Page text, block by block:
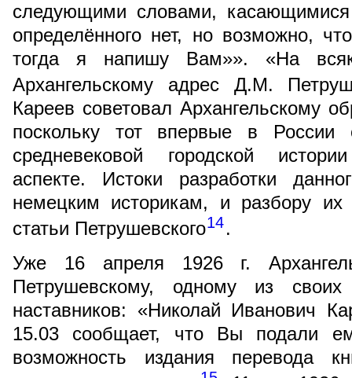
следующими словами,
определённого нет, но возможно,
тогда я напишу Вам»». «На
Архангельскому адрес Д.М.
Кареев советовал Архангельскому
поскольку тот впервые в России
средневековой городской
аспекте. Истоки разработки
немецким историкам, и разбору
статьи Петрушевского14.
Уже 16 апреля 1926 г.
Петрушевскому, одному из своих
наставников: «Николай Иванович
15.03 сообщает, что Вы подали
возможность издания перевода